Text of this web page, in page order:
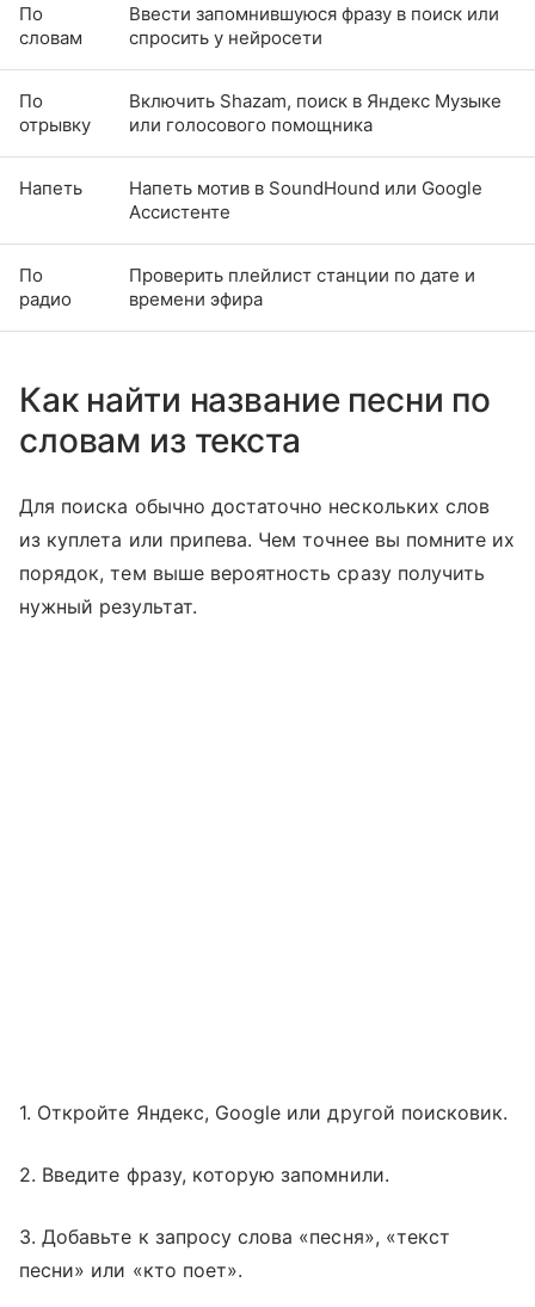
По
словам
Ввести запомнившуюся фразу в поиск или
спросить у нейросети
По
отрывку
Включить Shazam, поиск в Яндекс Музыке
или голосового помощника
Напеть
Напеть мотив в SoundHound или Google
Ассистенте
По
радио
Проверить плейлист станции по дате и
времени эфира
Как найти название песни по
словам из текста
Для поиска обычно достаточно нескольких слов
из куплета или припева. Чем точнее вы помните их
порядок, тем выше вероятность сразу получить
нужный результат.
1. Откройте Яндекс, Google или другой поисковик.
2. Введите фразу, которую запомнили.
3. Добавьте к запросу слова «песня», «текст
песни» или «кто поет».